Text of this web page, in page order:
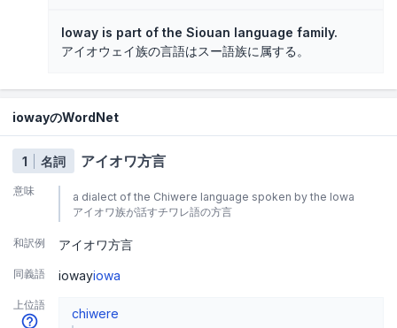
Ioway is part of the Siouan language family.
アイオウェイ族の言語はスー語族に属する。
iowayのWordNet
1 名詞 アイオワ方言
意味
a dialect of the Chiwere language spoken by the Iowa
アイオワ族が話すチワレ語の方言
和訳例 アイオワ方言
同義語 iowayiowa
上位語
chiwere